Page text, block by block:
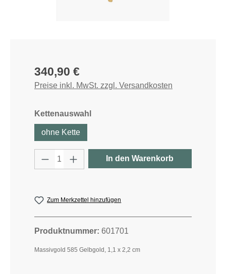
Regulärer Preis:
340,90 €
Preise inkl. MwSt. zzgl. Versandkosten
Kettenauswahl auswählen
ohne Kette
Produkt Anzahl: Gib den
In den Warenkorb
Zum Merkzettel hinzufügen
Produktnummer: 601701
Massivgold 585 Gelbgold, 1,1 x 2,2 cm